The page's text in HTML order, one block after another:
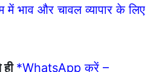
में भाव और चावल व्यापार के लिए
ही *WhatsApp करें –